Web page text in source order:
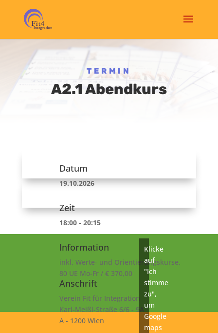
TERMIN
A2.1 Abendkurs
Datum
19.10.2026
Zeit
18:00 - 20:15
Information
inkl. Werte- und Orientierungskurse.
80 UE Mo-Fr / € 370,00
Anschrift
Verein Fit für Integration
Karl-Meißl-Straße 6/6 - 9A
A - 1200 Wien
Klicke
auf
"Ich
stimme
zu",
um
Google
maps